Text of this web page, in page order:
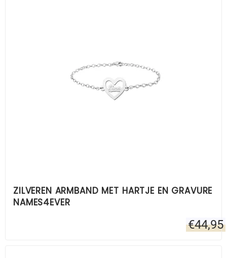
ZILVEREN ARMBAND MET HARTJE EN GRAVURE
NAMES4EVER
€44,95